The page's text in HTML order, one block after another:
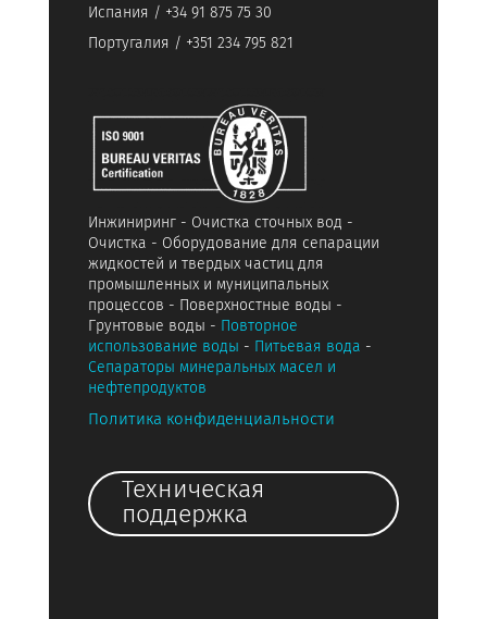
Испания / +34 91 875 75 30
Португалия / +351 234 795 821
Инжиниринг - Очистка сточных вод -
Очистка - Оборудование для сепарации
жидкостей и твердых частиц для
промышленных и муниципальных
процессов - Поверхностные воды -
Грунтовые воды - Повторное
использование воды - Питьевая вода -
Сепараторы минеральных масел и
нефтепродуктов
Политика конфиденциальности
Техническая
поддержка